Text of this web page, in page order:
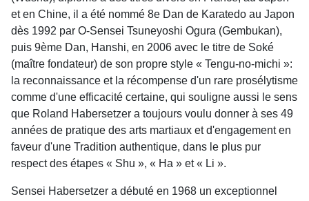
et en Chine, il a été nommé 8e Dan de Karatedo au Japon
dès 1992 par O-Sensei Tsuneyoshi Ogura (Gembukan),
puis 9ème Dan, Hanshi, en 2006 avec le titre de Soké
(maître fondateur) de son propre style « Tengu-no-michi »:
la reconnaissance et la récompense d'un rare prosélytisme
comme d'une efficacité certaine, qui souligne aussi le sens
que Roland Habersetzer a toujours voulu donner à ses 49
années de pratique des arts martiaux et d'engagement en
faveur d'une Tradition authentique, dans le plus pur
respect des étapes « Shu », « Ha » et « Li ».
Sensei Habersetzer a débuté en 1968 un exceptionnel